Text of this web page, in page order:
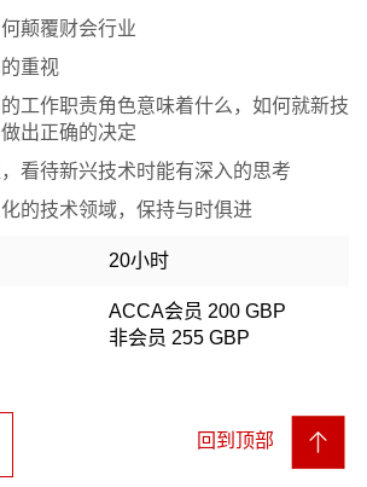
颠覆财会行业
重视
工作职责角色意味着什么，如何就新技
出正确的决定
看待新兴技术时能有深入的思考
的技术领域，保持与时俱进
20小时
ACCA会员 200 GBP
非会员 255 GBP
回到顶部